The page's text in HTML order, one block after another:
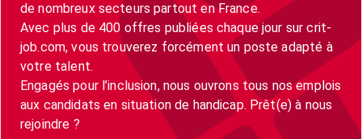
de nombreux secteurs partout en France.
Avec plus de 400 offres publiées chaque jour sur crit-
job.com, vous trouverez forcément un poste adapté à
votre talent.
Engagés pour l’inclusion, nous ouvrons tous nos emplois
aux candidats en situation de handicap. Prêt(e) à nous